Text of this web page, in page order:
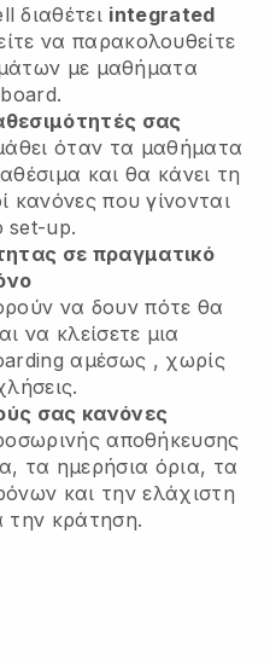
διαθέτει integrated
να παρακολουθείτε
με μαθήματα
σας
όταν τα μαθήματα
και θα κάνει τη
κανόνες που γίνονται
set-up.
σε πραγματικό
να δουν πότε θα
να κλείσετε μια
αμέσως , χωρίς
σας κανόνες
αποθήκευσης
τα ημερήσια όρια, τα
και την ελάχιστη
την κράτηση.